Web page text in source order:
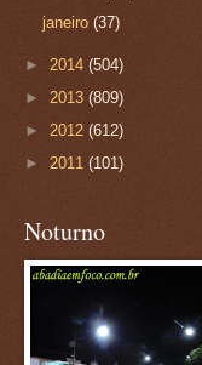
janeiro(37)
► 2014 (504)
► 2013 (809)
► 2012 (612)
► 2011 (101)
Noturno